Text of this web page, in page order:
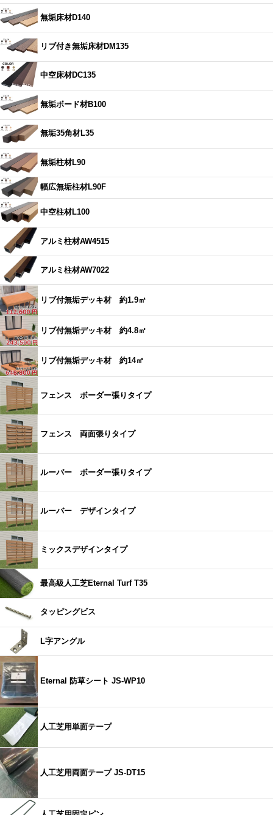
無垢床材D140
リブ付き無垢床材DM135
中空床材DC135
無垢ボード材B100
無垢35角材L35
無垢柱材L90
幅広無垢柱材L90F
中空柱材L100
アルミ柱材AW4515
アルミ柱材AW7022
リブ付無垢デッキ材 約1.9㎡
リブ付無垢デッキ材 約4.8㎡
リブ付無垢デッキ材 約14㎡
フェンス ボーダー張りタイプ
フェンス 両面張りタイプ
ルーバー ボーダー張りタイプ
ルーバー デザインタイプ
ミックスデザインタイプ
最高級人工芝Eternal Turf T35
タッピングビス
L字アングル
Eternal 防草シート JS-WP10
人工芝用単面テープ
人工芝用両面テープ JS-DT15